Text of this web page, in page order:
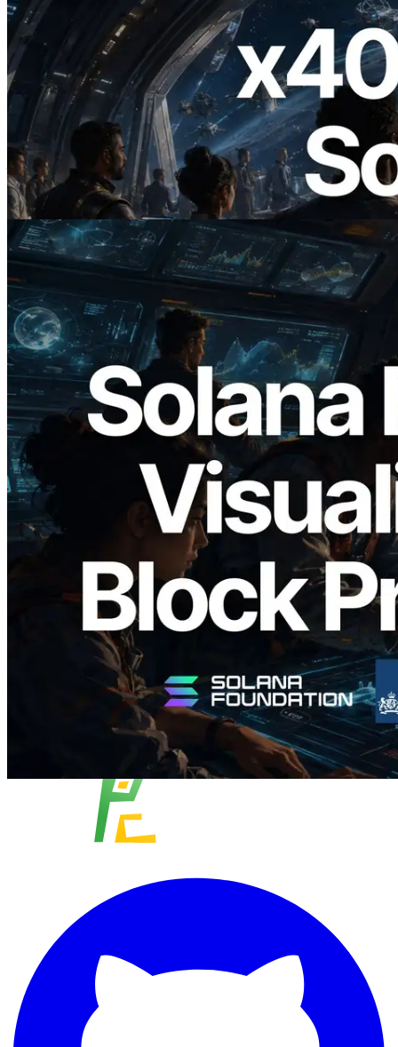
2026.07.04
ERPC 發布支援 x402 支付的 Solana RPC
— AI Agent 按需為 API 付款的時代開啟
閱讀此文章
2026.05.24
Validators Solutions 釋出 Solana Block
Analyzer — 以 slot 為單位視覺化區塊生
成時間與負責驗證者